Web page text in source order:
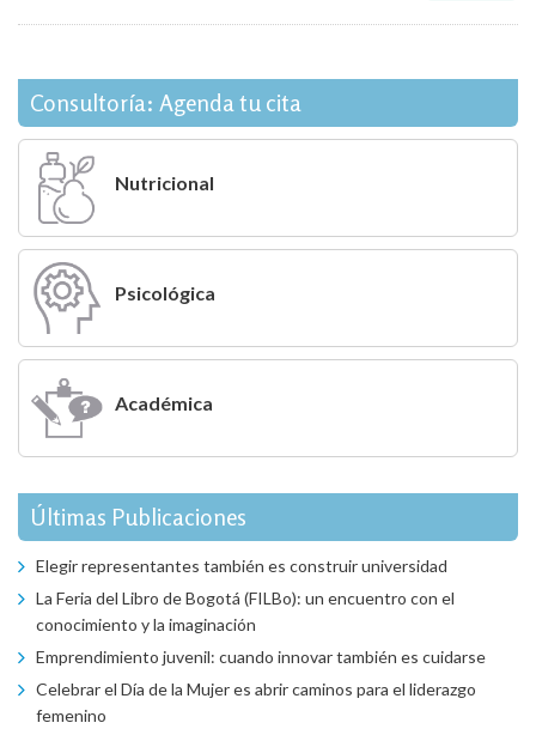
Consultoría: Agenda tu cita
Nutricional
Psicológica
Académica
Últimas Publicaciones
Elegir representantes también es construir universidad
La Feria del Libro de Bogotá (FILBo): un encuentro con el
conocimiento y la imaginación
Emprendimiento juvenil: cuando innovar también es cuidarse
Celebrar el Día de la Mujer es abrir caminos para el liderazgo
femenino